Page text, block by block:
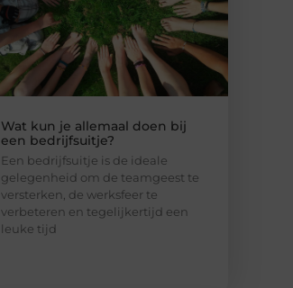
Wat kun je allemaal doen bij
een bedrijfsuitje?
Een bedrijfsuitje is de ideale
gelegenheid om de teamgeest te
versterken, de werksfeer te
verbeteren en tegelijkertijd een
leuke tijd